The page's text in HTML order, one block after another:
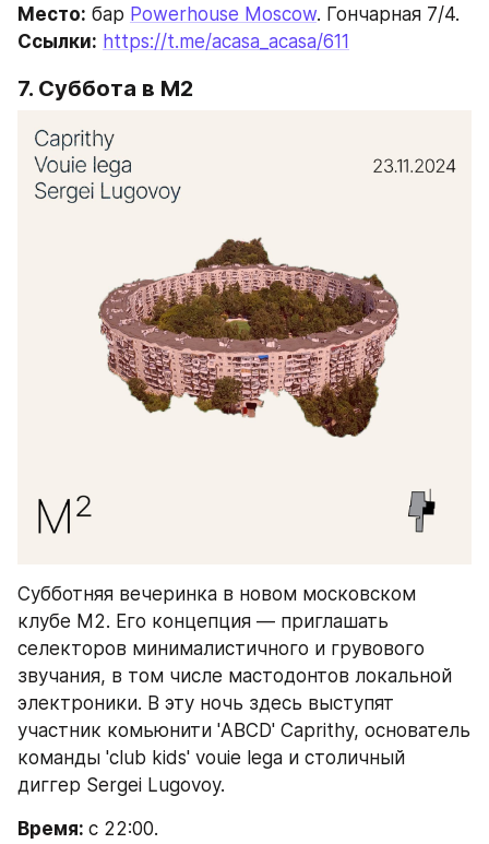
Место: бар Powerhouse Moscow. Гончарная 7/4.
Ссылки: https://t.me/acasa_acasa/611
7. Суббота в М2
Субботняя вечеринка в новом московском
клубе М2. Его концепция — приглашать
селекторов минималистичного и грувового
звучания, в том числе мастодонтов локальной
электроники. В эту ночь здесь выступят
участник комьюнити 'ABCD' Caprithy, основатель
команды 'club kids' vouie lega и столичный
диггер Sergei Lugovoy.
Время: с 22:00.